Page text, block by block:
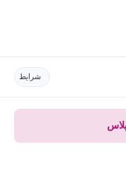
شرایط